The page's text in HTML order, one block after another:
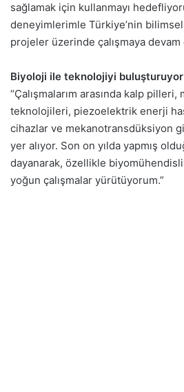
sağlamak için kullanmayı
deneyimlerimle Türkiye’nin
projeler üzerinde çalışmaya devam
Biyoloji ile teknolojiyi buluşturuyor
“Çalışmalarım arasında kalp
teknolojileri, piezoelektrik enerji
cihazlar ve mekanotransdüksiyon
yer alıyor. Son on yılda yapmış
dayanarak, özellikle
yoğun çalışmalar yürütüyorum.”